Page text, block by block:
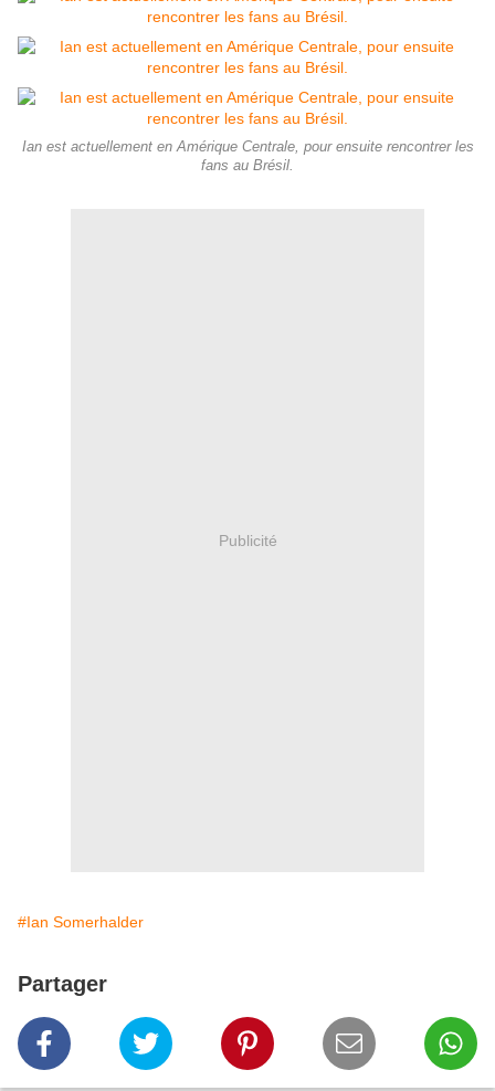
Ian est actuellement en Amérique Centrale, pour ensuite rencontrer les
fans au Brésil.
Publicité
#Ian Somerhalder
Partager